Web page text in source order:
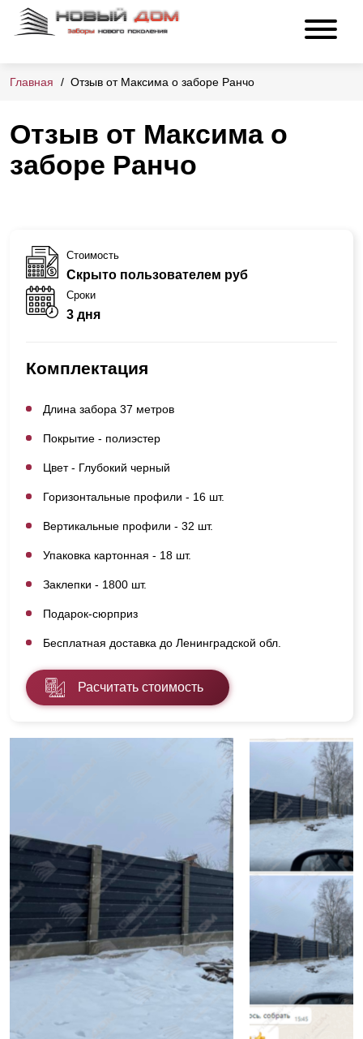
Главная Отзыв от Максима о заборе Ранчо
Отзыв от Максима о
заборе Ранчо
Стоимость
Скрыто пользователем руб
Сроки
3 дня
Комплектация
Длина забора 37 метров
Покрытие - полиэстер
Цвет - Глубокий черный
Горизонтальные профили - 16 шт.
Вертикальные профили - 32 шт.
Упаковка картонная - 18 шт.
Заклепки - 1800 шт.
Подарок-сюрприз
Бесплатная доставка до Ленинградской обл.
Расчитать стоимость